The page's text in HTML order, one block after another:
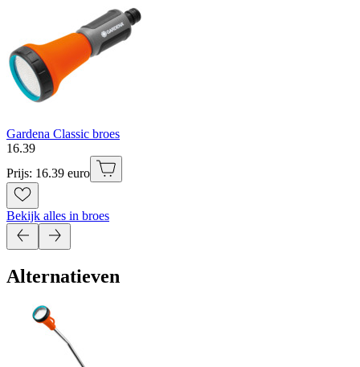
Gardena Classic broes
16.39
Prijs: 16.39 euro
Bekijk alles in broes
Alternatieven